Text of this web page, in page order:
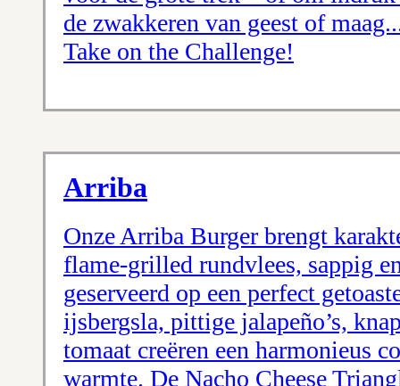
de zwakkeren van geest of
Take on the Challenge!
Arriba
Onze Arriba Burger brengt
flame-grilled rundvlees, sappig
geserveerd op een perfect
ijsbergsla, pittige jalapeño’s,
tomaat creëren een harmonieus
warmte. De Nacho Cheese